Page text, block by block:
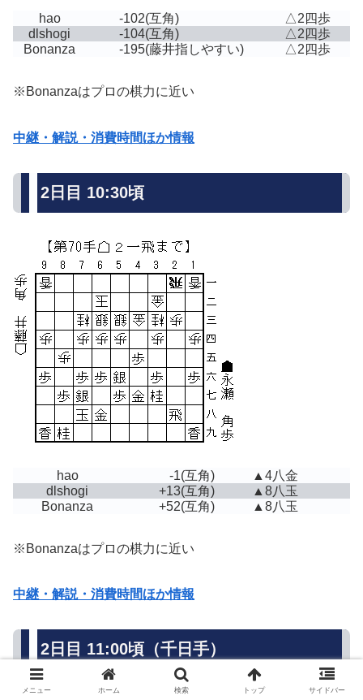
hao -102(互角)
△2四歩
dlshogi
-104(互角)
△2四歩
Bonanza
-195(藤井指しやすい) △2四歩
※Bonanzaはプロの棋力に近い
中継・解説・消費時間ほか情報
2日目 10:30頃
hao -1(互角)
▲4八金
dlshogi
+13(互角)
▲8八玉
Bonanza
+52(互角) ▲8八玉
※Bonanzaはプロの棋力に近い
中継・解説・消費時間ほか情報
2日目 11:00頃（千日手）
メニュー ホーム 検索 トップ サイドバー